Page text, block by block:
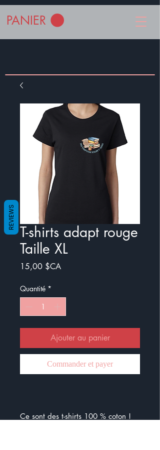
PANIER
T-shirts adapt rouge
Taille XL
15,00 $CAPrix
Quantité *
Ajouter au panier
Commander et payer
Ce sont des t-shirts 100 % coton !
REVIEWS